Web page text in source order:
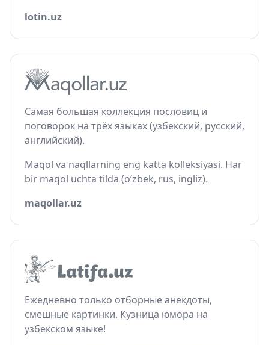
lotin.uz
Самая большая коллекция пословиц и
поговорок на трёх языках (узбекский, русский,
английский).
Maqol va naqllarning eng katta kolleksiyasi. Har
bir maqol uchta tilda (o‘zbek, rus, ingliz).
maqollar.uz
Ежедневно только отборные анекдоты,
смешные картинки. Кузница юмора на
узбекском языке!